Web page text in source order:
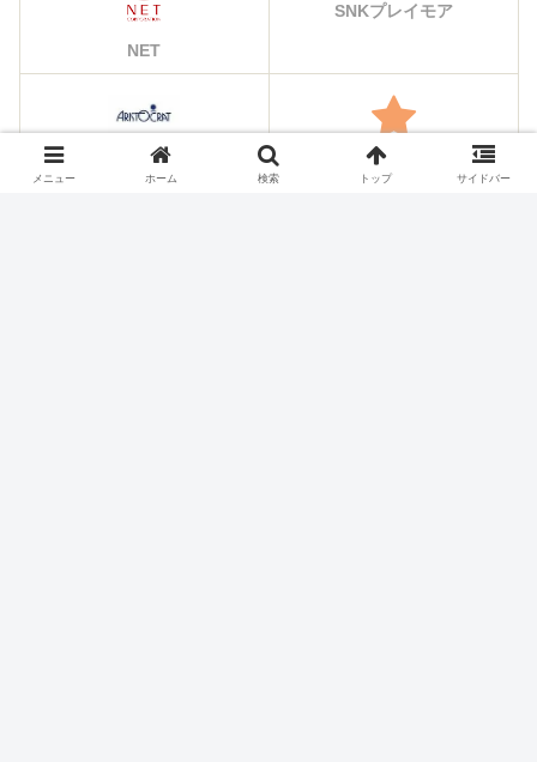
NET
SNKプレイモア
アリストクラート その他のメーカー
メニュー ホーム 検索 トップ サイドバー